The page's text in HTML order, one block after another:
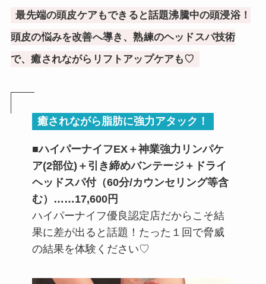
最先端の頭皮ケアもできると話題沸騰中の頭浸浴！
頭皮の悩みを改善へ導き、熟練のヘッドスパ技術
で、癒されながらリフトアップケアも♡
癒されながら脂肪に強力アタック！
■ハイパーナイフEX＋神業強力リンパケ
ア(2部位)＋引き締めバンテージ＋ドライ
ヘッドスパ付（60分/カウンセリング等含
む）……17,600円
ハイパーナイフ優良認定店だからこそ結
果に差が出ると話題！たった１回で脅威
の結果を体験ください♡